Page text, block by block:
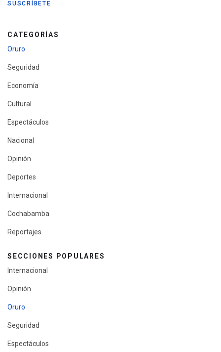
CATEGORÍAS
Oruro
Seguridad
Economía
Cultural
Espectáculos
Nacional
Opinión
Deportes
Internacional
Cochabamba
Reportajes
SECCIONES POPULARES
Internacional
Opinión
Oruro
Seguridad
Espectáculos